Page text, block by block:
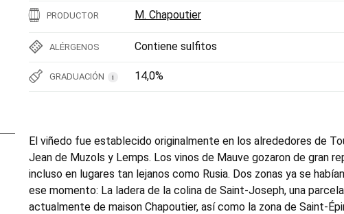
PRODUCTOR M. Chapoutier
ALÉRGENOS Contiene sulfitos
GRADUACIÓN i 14,0%
El viñedo fue establecido originalmente en los alrededores de
Jean de Muzols y Lemps. Los vinos de Mauve gozaron de gran
incluso en lugares tan lejanos como Rusia. Dos zonas ya se
ese momento: La ladera de la colina de Saint-Joseph, una
actualmente de maison Chapoutier, así como la zona de Saint-